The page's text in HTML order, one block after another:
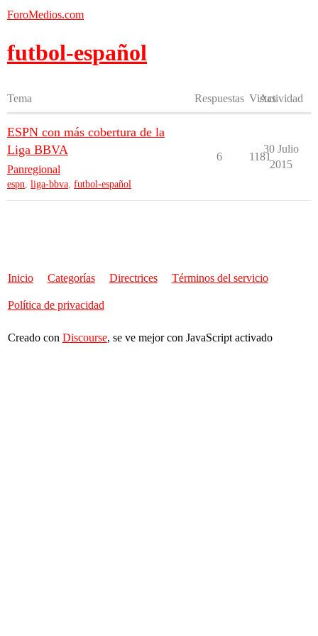
ForoMedios.com
futbol-español
Tema Respuestas Vistas
Actividad
ESPN con más cobertura de la
Liga BBVA
Panregional
espn, liga-bbva, futbol-español
6 1181
30 Julio
2015
Inicio Categorías Directrices Términos del servicio
Política de privacidad
Creado con Discourse, se ve mejor con JavaScript activado